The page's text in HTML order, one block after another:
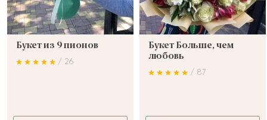
Букет из 9 пионов
/ 26
Букет Больше, чем
любовь
/ 87